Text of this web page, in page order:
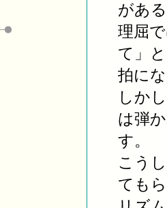
があ
理屈
て」
拍に
しか
は弾
す。
こう
ても